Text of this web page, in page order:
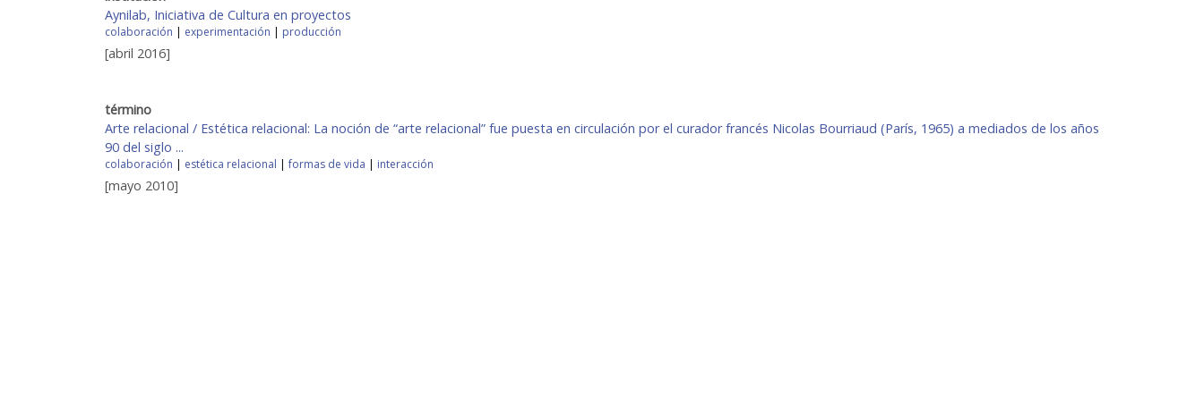
Aynilab, Iniciativa de Cultura en proyectos
colaboración | experimentación | producción
[abril 2016]
término
Arte relacional / Estética relacional: La noción de “arte relacional” fue puesta en circulación por el curador francés Nicolas Bourriaud (París, 1965) a mediados de los años
90 del siglo ...
colaboración | estética relacional |formas de vida | interacción
[mayo 2010]